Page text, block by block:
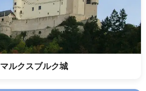
マルクスブルク城